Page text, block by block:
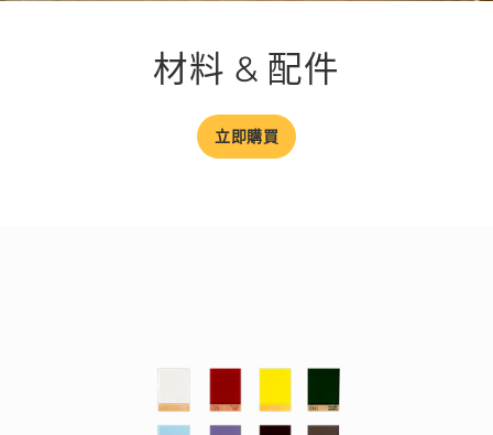
材料 & 配件
立即購買